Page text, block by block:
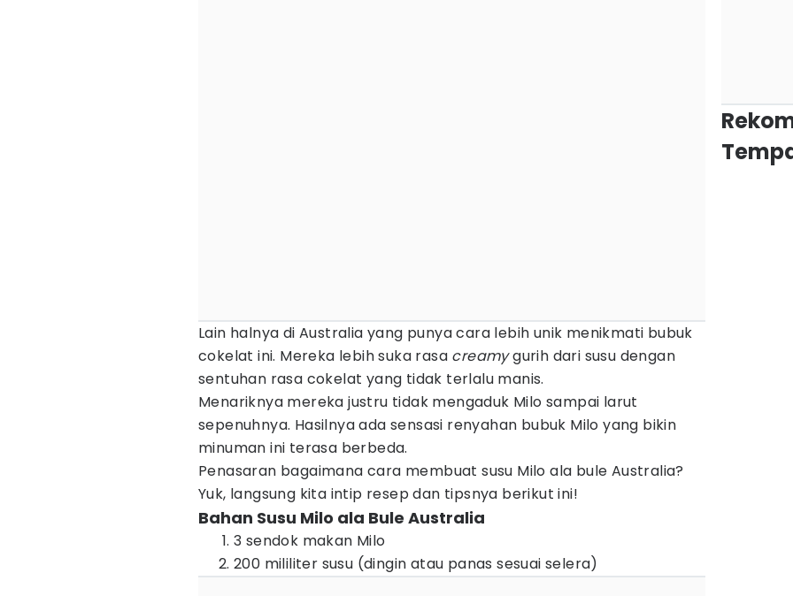
Lain halnya di Australia yang punya cara lebih unik menikmati bubuk
cokelat ini. Mereka lebih suka rasa creamygurih dari susu dengan
sentuhan rasa cokelat yang tidak terlalu manis.
Menariknya mereka justru tidak mengaduk Milo sampai larut
sepenuhnya. Hasilnya ada sensasi renyahan bubuk Milo yang bikin
minuman ini terasa berbeda.
Penasaran bagaimana cara membuat susu Milo ala bule Australia?
Yuk, langsung kita intip resep dan tipsnya berikut ini!
Bahan Susu Milo ala Bule Australia
3 sendok makan Milo
200 mililiter susu (dingin atau panas sesuai selera)